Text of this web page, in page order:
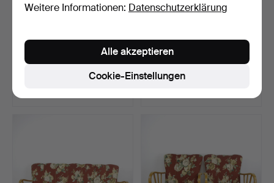
Ein Couchtisch aus
Kiefernholz aus Krogenä…
Beendet 25. Aug 2025
JENS JUUL EILERSEN.
Sofa, „Big Carlton“, 2…
Beendet 25. Jul 2025
6 Gebote
Weitere Informationen: Datenschutzerklärung
Cookie-Einstellungen
Alle akzeptieren